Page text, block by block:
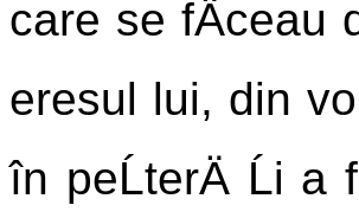
care se fÄceau
eresul lui, din
în peĹterÄ Ĺi